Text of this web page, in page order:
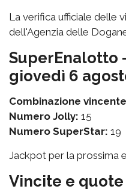
La verifica ufficiale delle
dell'Agenzia delle
SuperEnalotto
giovedì 6
Combinazione
Numero Jolly: 15
Numero SuperStar: 19
Jackpot per la prossima
Vincite e